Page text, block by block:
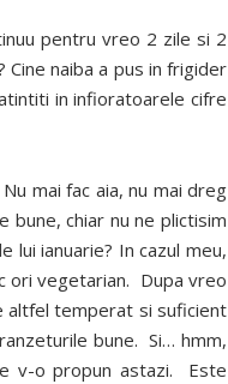
pentru vreo 2 zile si 2
Cine naiba a pus in frigider
in infioratoarele cifre
mai fac aia, nu mai dreg
bune, chiar nu ne plictisim
lui ianuarie? In cazul meu,
ori vegetarian. Dupa vreo
altfel temperat si suficient
bune. Si… hmm,
v-o propun astazi. Este